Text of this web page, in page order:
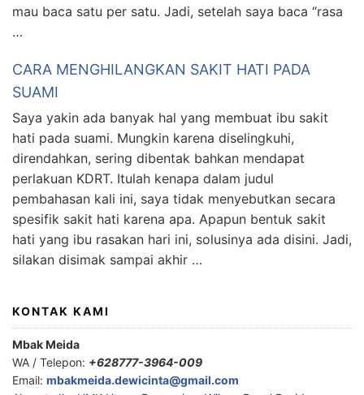
mau baca satu per satu. Jadi, setelah saya baca “rasa
…
CARA MENGHILANGKAN SAKIT HATI PADA
SUAMI
Saya yakin ada banyak hal yang membuat ibu sakit
hati pada suami. Mungkin karena diselingkuhi,
direndahkan, sering dibentak bahkan mendapat
perlakuan KDRT. Itulah kenapa dalam judul
pembahasan kali ini, saya tidak menyebutkan secara
spesifik sakit hati karena apa. Apapun bentuk sakit
hati yang ibu rasakan hari ini, solusinya ada disini. Jadi,
silakan disimak sampai akhir …
KONTAK KAMI
Mbak Meida
WA / Telepon: +628777-3964-009
Email: mbakmeida.dewicinta@gmail.com